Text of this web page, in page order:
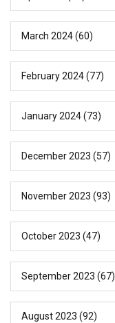
March 2024(60)
February 2024(77)
January 2024(73)
December 2023 (57)
November 2023 (93)
October 2023 (47)
September 2023 (67)
August 2023 (92)